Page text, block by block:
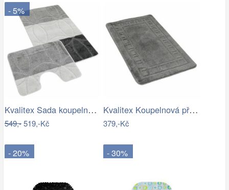
- 5%
Kvalitex Sada koupelnových předložek…
549,-519,-Kč
Kvalitex Koupelnová předložka Rám šedá,…
379,-Kč
- 20% - 30%